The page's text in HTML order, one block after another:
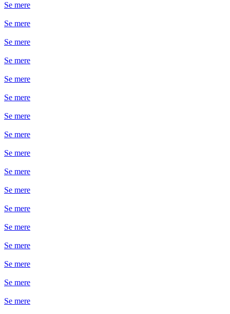
Se mere
Se mere
Se mere
Se mere
Se mere
Se mere
Se mere
Se mere
Se mere
Se mere
Se mere
Se mere
Se mere
Se mere
Se mere
Se mere
Se mere